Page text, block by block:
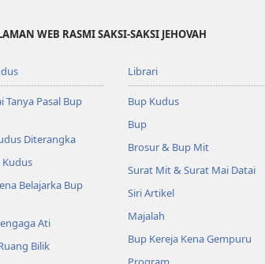
WEB RASMI SAKSI-SAKSI JEHOVAH
Tanya Pasal Bup
Diterangka
Kudus
Belajarka Bup
Ati
Bilik
Librari
Bup Kudus
Bup
Brosur & Bup Mit
Surat Mit & Surat Mai Datai
Siri Artikel
Majalah
Bup Kereja Kena Gempuru